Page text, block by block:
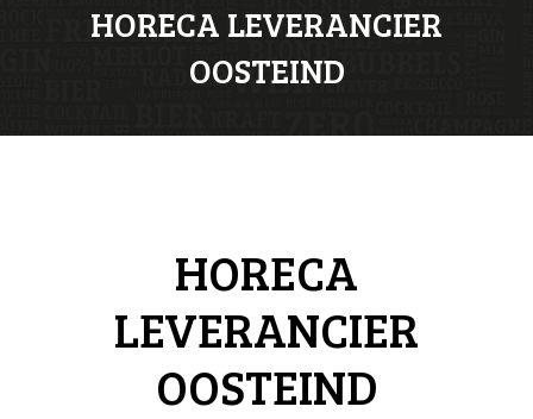
HORECA LEVERANCIER
OOSTEIND
HORECA
LEVERANCIER
OOSTEIND